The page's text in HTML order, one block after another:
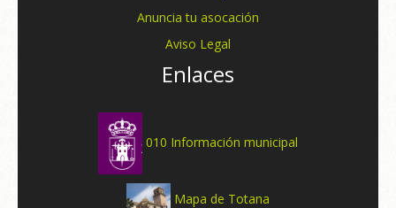
Anuncia tu asocación
Aviso Legal
Enlaces
010 Información municipal
Mapa de Totana